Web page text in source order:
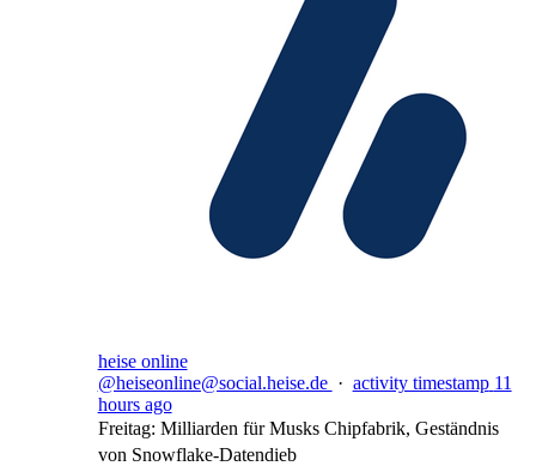
heise online
@heiseonline@social.heise.de · activity timestamp 11
hours ago
Freitag: Milliarden für Musks Chipfabrik, Geständnis
von Snowflake-Datendieb